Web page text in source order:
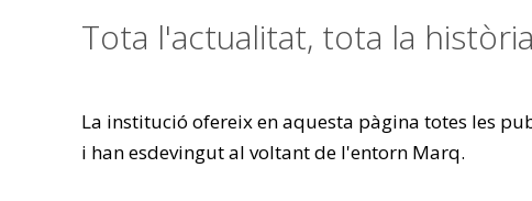
Tota l'actualitat, tota la
La institució ofereix en aquesta pàgina totes les
i han esdevingut al voltant de l'entorn Marq.